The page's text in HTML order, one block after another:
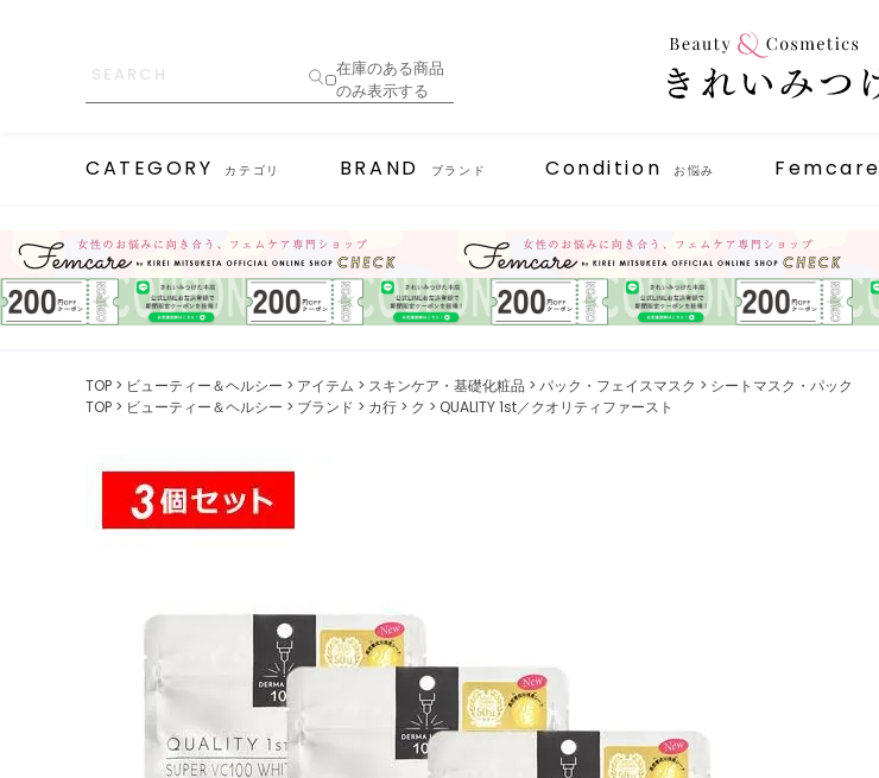
在庫のある商品
のみ表示する
CATEGORY カテゴリ BRAND ブランド Condition お悩み Femcare
TOP ビューティー＆ヘルシー アイテム スキンケア・基礎化粧品 パック・フェイスマスク
シートマスク・パック
TOP
ビューティー＆ヘルシー ブランド カ行 ク QUALITY 1st／クオリティファースト